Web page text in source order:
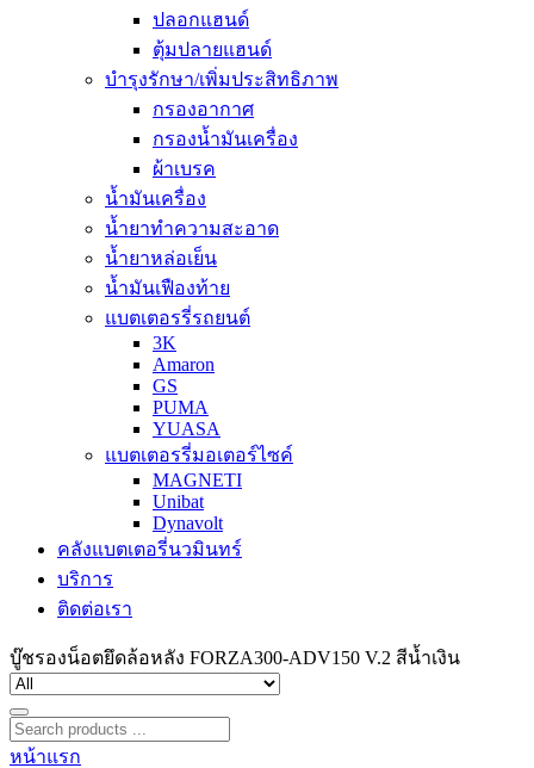
ปลอกแฮนด์
ตุ้มปลายแฮนด์
บำรุงรักษา/เพิ่มประสิทธิภาพ
กรองอากาศ
กรองน้ำมันเครื่อง
ผ้าเบรค
น้ำมันเครื่อง
น้ำยาทำความสะอาด
น้ำยาหล่อเย็น
น้ำมันเฟืองท้าย
แบตเตอรรี่รถยนต์
3K
Amaron
GS
PUMA
YUASA
แบตเตอรรี่มอเตอร์ไซค์
MAGNETI
Unibat
Dynavolt
คลังแบตเตอรี่นวมินทร์
บริการ
ติดต่อเรา
บู๊ชรองน็อตยึดล้อหลัง FORZA300-ADV150 V.2 สีน้ำเงิน
หน้าแรก